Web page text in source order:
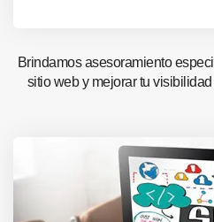
Brindamos asesoramiento
sitio web y mejorar tu